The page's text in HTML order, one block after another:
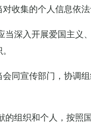
收集的个人信息依
深入开展爱国主义
同宣传部门，协调
组织和个人，按照